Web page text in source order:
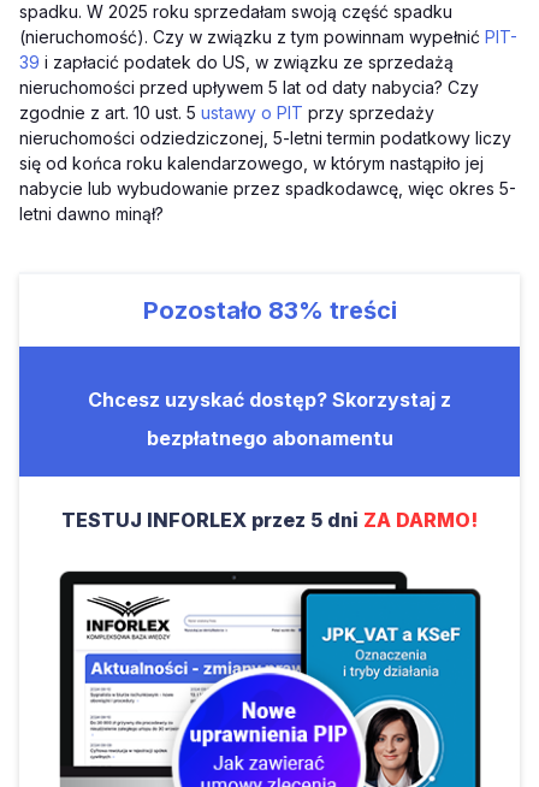
spadku. W 2025 roku sprzedałam swoją część spadku
(nieruchomość). Czy w związku z tym powinnam wypełnić PIT-
39 i zapłacić podatek do US, w związku ze sprzedażą
nieruchomości przed upływem 5 lat od daty nabycia? Czy
zgodnie z art. 10 ust. 5 ustawy o PIT przy sprzedaży
nieruchomości odziedziczonej, 5-letni termin podatkowy liczy
się od końca roku kalendarzowego, w którym nastąpiło jej
nabycie lub wybudowanie przez spadkodawcę, więc okres 5-
letni dawno minął?
Pozostało 83% treści
Chcesz uzyskać dostęp? Skorzystaj z
bezpłatnego abonamentu
TESTUJ INFORLEX przez 5 dni ZA DARMO!